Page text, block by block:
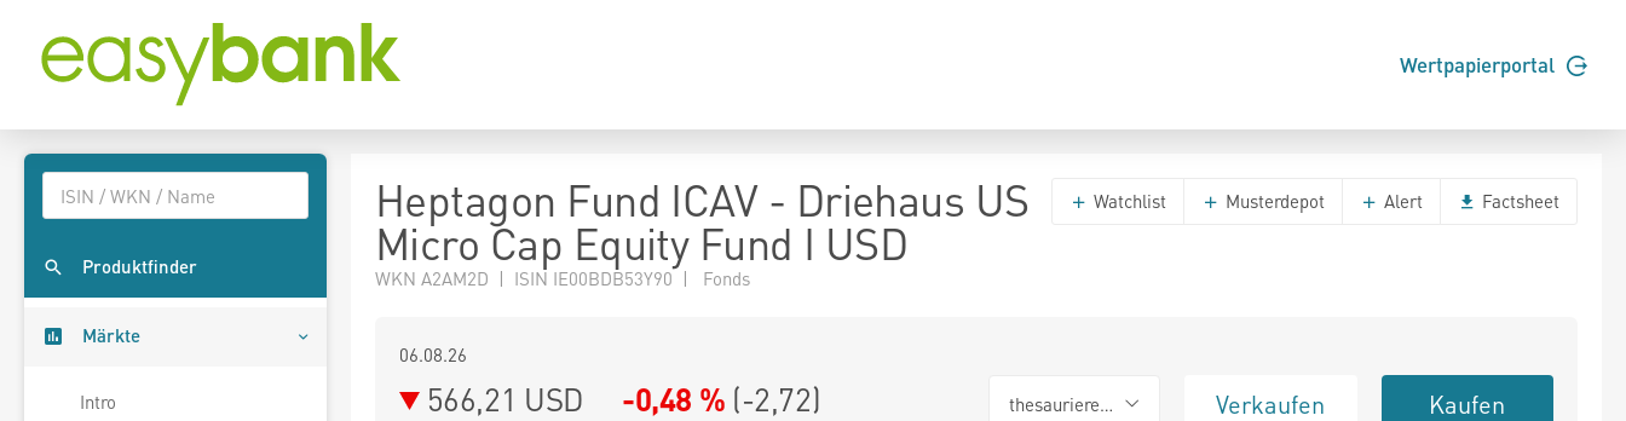
Wertpapierportal
Produktfinder
Märkte
Intro
Heptagon Fund ICAV - Driehaus US
Micro Cap Equity Fund I USD
WKN A2AM2D | ISIN IE00BDB53Y90 | Fonds
Watchlist Musterdepot Alert Factsheet
06.08.26
566,21 USD -0,48 % (-2,72) thesaurierend Verkaufen Kaufen